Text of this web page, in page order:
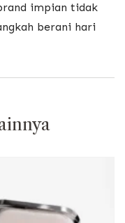
impian tidak
berani hari